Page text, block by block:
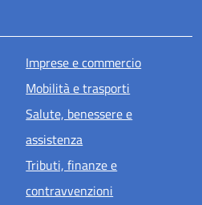
Imprese e commercio
Mobilità e trasporti
Salute, benessere e
assistenza
Tributi, finanze e
contravvenzioni